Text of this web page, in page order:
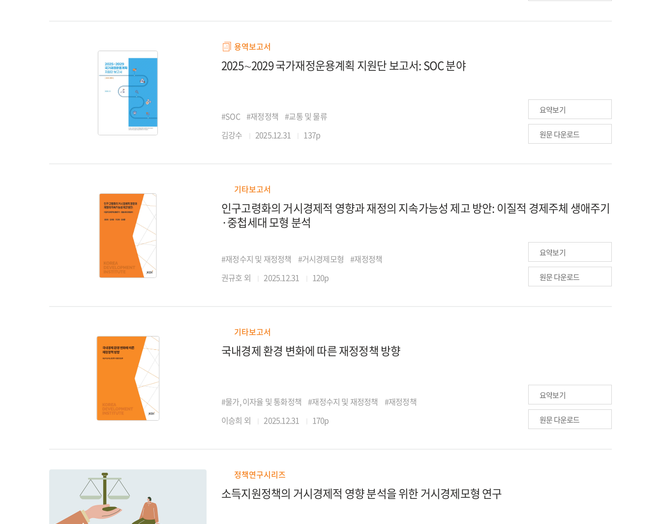
용역보고서
2025∼2029 국가재정운용계획 지원단 보고서: SOC 분야
#SOC #재정정책
#교통 및 물류
김강수
2025.12.31 137p
요약보기
원문 다운로드
기타보고서
인구고령화의 거시경제적 영향과 재정의 지속가능성 제고 방안: 이질적 경제주체 생애주기
·중첩세대 모형 분석
#재정수지 및 재정정책 #거시경제모형
#재정정책
권규호 외
2025.12.31 120p
요약보기
원문 다운로드
기타보고서
국내경제 환경 변화에 따른 재정정책 방향
#물가, 이자율 및 통화정책 #재정수지 및 재정정책
#재정정책
이승희 외
2025.12.31 170p
요약보기
원문 다운로드
정책연구시리즈
소득지원정책의 거시경제적 영향 분석을 위한 거시경제모형 연구